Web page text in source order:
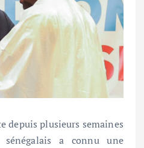
depuis plusieurs semaines
a connu une